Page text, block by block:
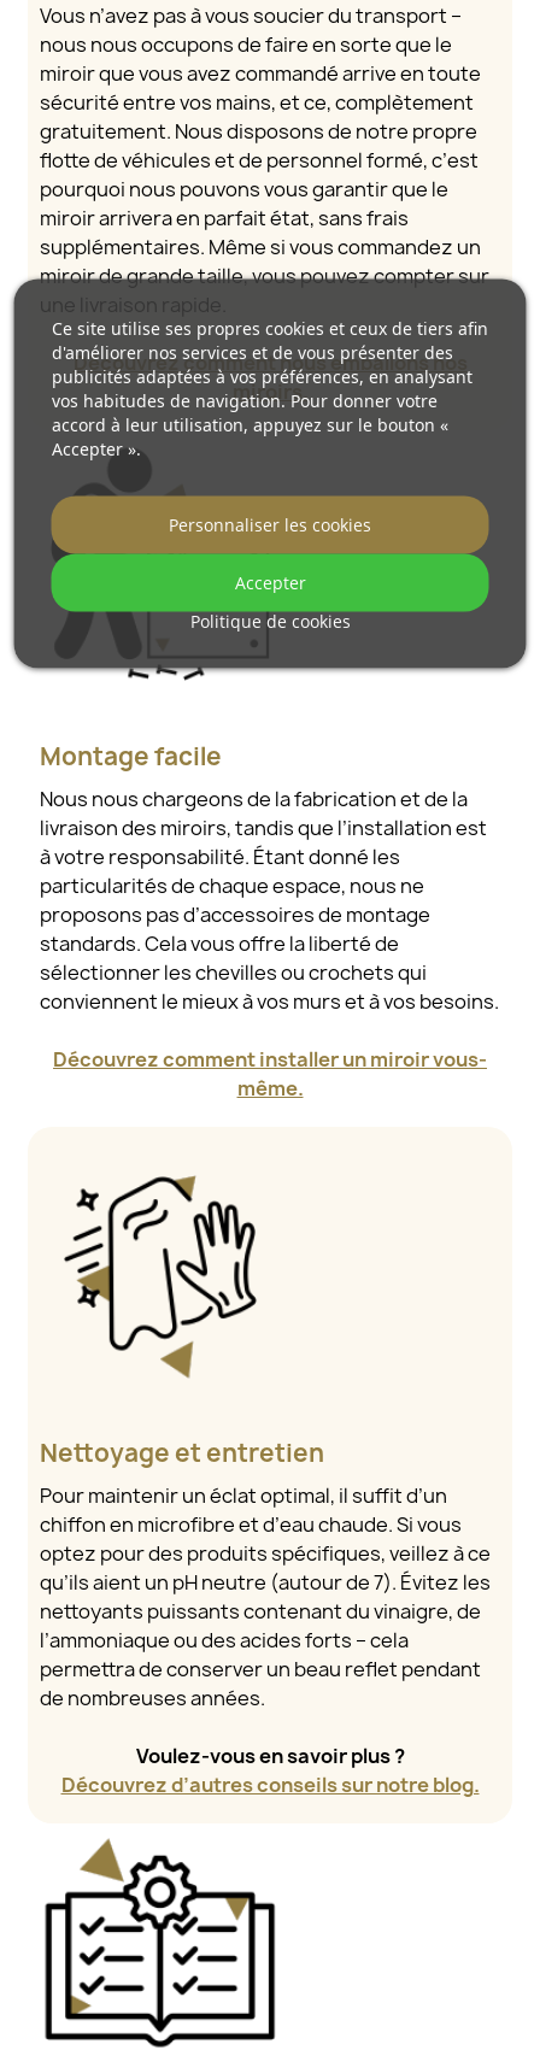
Vous n’avez pas à vous soucier du transport –
nous nous occupons de faire en sorte que le
miroir que vous avez commandé arrive en toute
sécurité entre vos mains, et ce, complètement
gratuitement. Nous disposons de notre propre
flotte de véhicules et de personnel formé, c’est
pourquoi nous pouvons vous garantir que le
miroir arrivera en parfait état, sans frais
supplémentaires. Même si vous commandez un
miroir de grande taille, vous pouvez compter sur
une livraison rapide.
Découvrez comment nous emballons nos
miroirs.
Montage facile
Nous nous chargeons de la fabrication et de la
livraison des miroirs, tandis que l’installation est
à votre responsabilité. Étant donné les
particularités de chaque espace, nous ne
proposons pas d’accessoires de montage
standards. Cela vous offre la liberté de
sélectionner les chevilles ou crochets qui
conviennent le mieux à vos murs et à vos besoins.
Découvrez comment installer un miroir vous-
même.
Nettoyage et entretien
Pour maintenir un éclat optimal, il suffit d’un
chiffon en microfibre et d’eau chaude. Si vous
optez pour des produits spécifiques, veillez à ce
qu’ils aient un pH neutre (autour de 7). Évitez les
nettoyants puissants contenant du vinaigre, de
l’ammoniaque ou des acides forts – cela
permettra de conserver un beau reflet pendant
de nombreuses années.
Voulez-vous en savoir plus ?
Découvrez d’autres conseils sur notre blog.
Ce site utilise ses propres cookies et ceux de tiers afin
d'améliorer nos services et de vous présenter des
publicités adaptées à vos préférences, en analysant
vos habitudes de navigation. Pour donner votre
accord à leur utilisation, appuyez sur le bouton «
Accepter ».
Politique de cookies
Personnaliser les cookies
Accepter